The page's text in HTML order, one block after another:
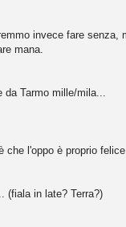
invece fare
mana.
da Tarmo mille/mila...
che l'oppo è proprio
(fiala in late? Terra?)